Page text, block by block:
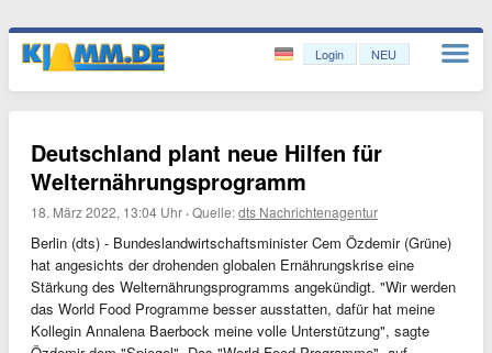
Login NEU
Deutschland plant neue Hilfen für
Welternährungsprogramm
18. März 2022, 13:04 Uhr ·Quelle:dts Nachrichtenagentur
Berlin (dts) - Bundeslandwirtschaftsminister Cem Özdemir (Grüne)
hat angesichts der drohenden globalen Ernährungskrise eine
Stärkung des Welternährungsprogramms angekündigt. "Wir werden
das World Food Programme besser ausstatten, dafür hat meine
Kollegin Annalena Baerbock meine volle Unterstützung", sagte